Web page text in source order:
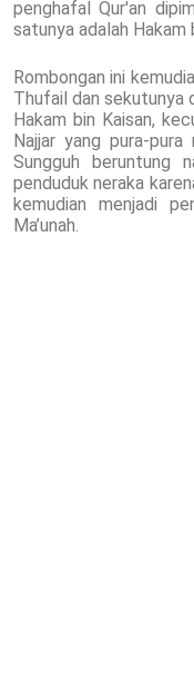
penghafal Qur'an
satunya adalah Hakam
Rombongan ini
Thufail dan sekutunya
Hakam bin Kaisan,
Najjar yang pura-
Sungguh beruntung
penduduk neraka
kemudian menjadi
Ma’unah.